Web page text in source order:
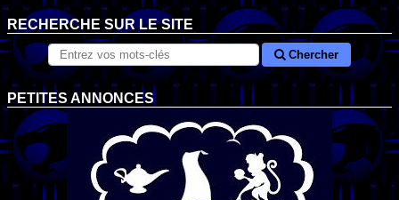
RECHERCHE SUR LE SITE
Chercher
PETITES ANNONCES